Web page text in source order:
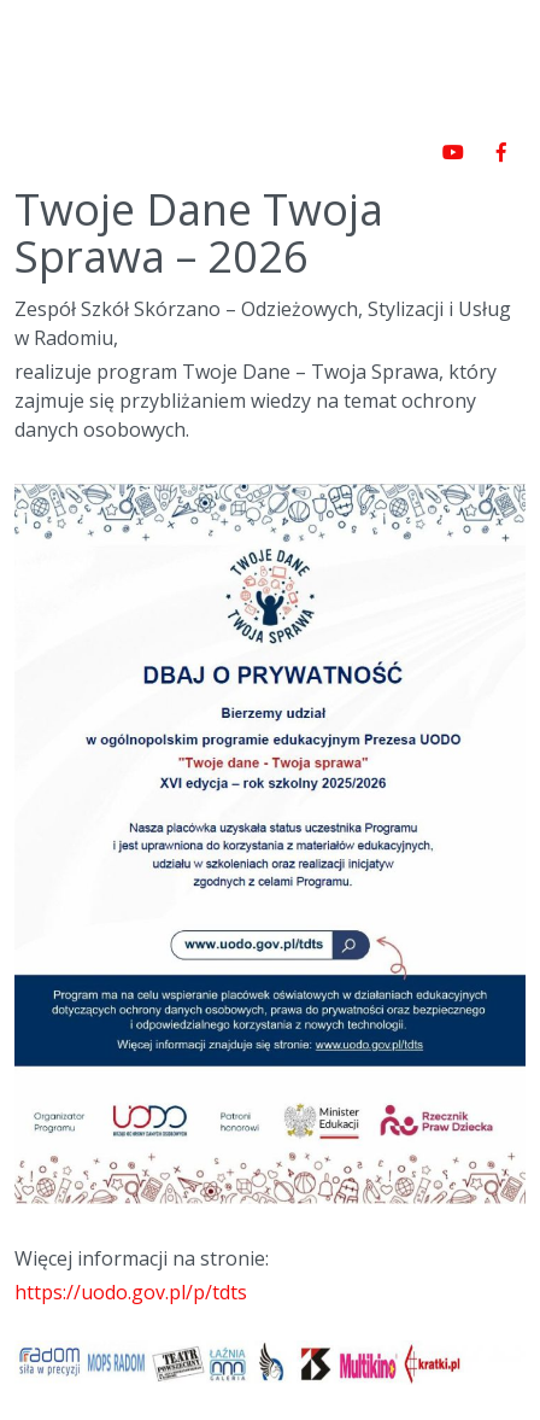
Twoje Dane Twoja
Sprawa – 2026
Zespół Szkół Skórzano – Odzieżowych, Stylizacji i Usług
w Radomiu,
realizuje program Twoje Dane – Twoja Sprawa, który
zajmuje się przybliżaniem wiedzy na temat ochrony
danych osobowych.
Więcej informacji na stronie:
https://uodo.gov.pl/p/tdts